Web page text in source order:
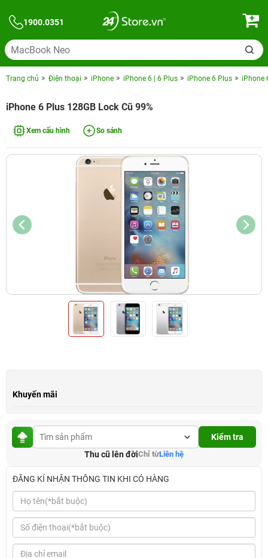
1900.0351
Trang chủ Điện thoại iPhone iPhone 6 | 6 Plus iPhone 6 Plus iPhone
iPhone 6 Plus 128GB Lock Cũ 99%
Xem cấu hình So sánh
Khuyến mãi
Kiểm tra
Thu cũ lên đờiChỉ từLiên hệ
ĐĂNG KÍ NHẬN THÔNG TIN KHI CÓ HÀNG